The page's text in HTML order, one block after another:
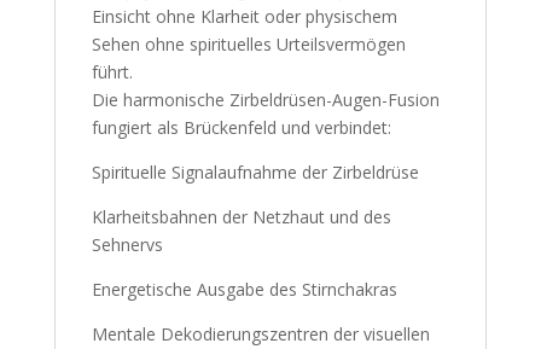
Einsicht ohne Klarheit oder physischem
Sehen ohne spirituelles Urteilsvermögen
führt.
Die harmonische Zirbeldrüsen-Augen-Fusion
fungiert als Brückenfeld und verbindet:
Spirituelle Signalaufnahme der Zirbeldrüse
Klarheitsbahnen der Netzhaut und des
Sehnervs
Energetische Ausgabe des Stirnchakras
Mentale Dekodierungszentren der visuellen